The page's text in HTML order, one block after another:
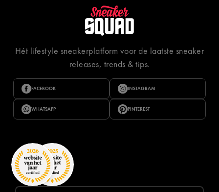
Hét lifestyle sneakerplatform voor de laatste sneaker
releases, trends & tips.
FACEBOOK INSTAGRAM
WHATSAPP PINTEREST